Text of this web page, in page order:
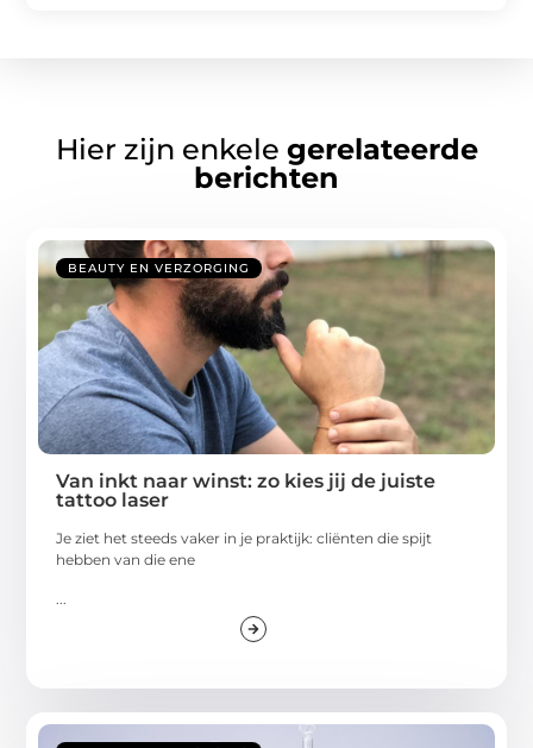
Hier zijn enkele gerelateerde
berichten
BEAUTY EN VERZORGING
Van inkt naar winst: zo kies jij de juiste
tattoo laser
Je ziet het steeds vaker in je praktijk: cliënten die spijt
hebben van die ene